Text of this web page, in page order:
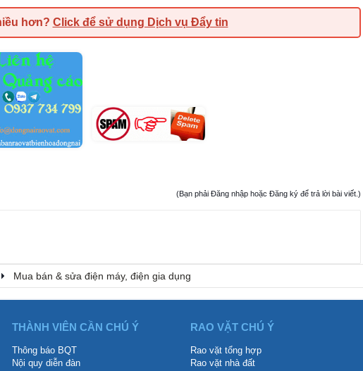
hơn? Click để sử dụng Dịch vụ Đẩy tin
(Bạn phải Đăng nhập hoặc Đăng ký để trả lời bài viết.)
Mua bán & sửa điện máy, điện gia dụng
THÀNH VIÊN CẦN CHÚ Ý
Thông báo BQT
Nội quy diễn đàn
RAO VẶT CHÚ Ý
Rao vặt tổng hợp
Rao vặt nhà đất